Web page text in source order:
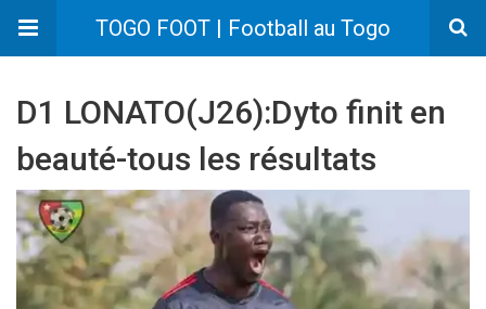
TOGO FOOT | Football au Togo
D1 LONATO(J26):Dyto finit en
beauté-tous les résultats